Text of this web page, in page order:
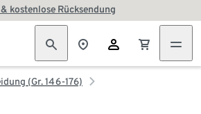
kostenlose Rücksendung
(Gr. 146-176)